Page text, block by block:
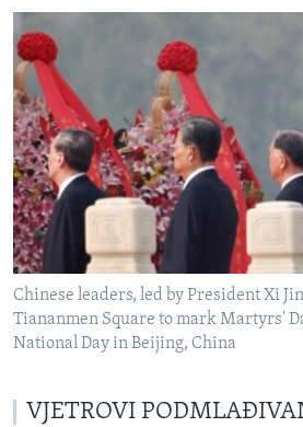
Chinese leaders, led by President Xi
Tiananmen Square to mark Martyrs'
National Day in Beijing, China
VJETROVI